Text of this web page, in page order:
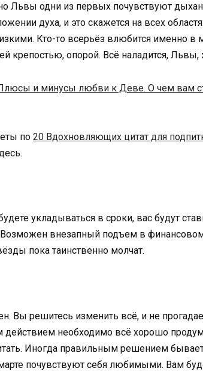
Львы одни из первых почувствуют
духа, и это скажется на всех
Кто-то всерьёз влюбится именно в
крепостью, опорой. Всё наладится, Львы,
и минусы любви к Деве. О чем вам
по 20 Вдохновляющих цитат для
укладываться в сроки, вас будут
Возможен внезапный подъем в
пока таинственно молчат.
Вы решитесь изменить всё, и не
необходимо всё хорошо
Иногда правильным решением
почувствуют себя любимыми. Вам